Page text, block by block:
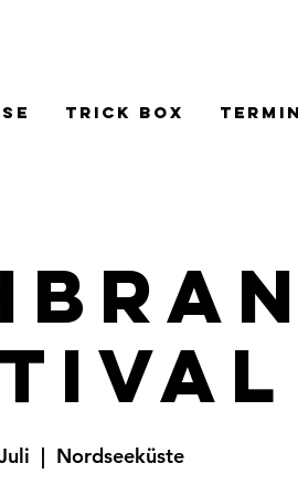
Trick Box
  |
Nordseeküste